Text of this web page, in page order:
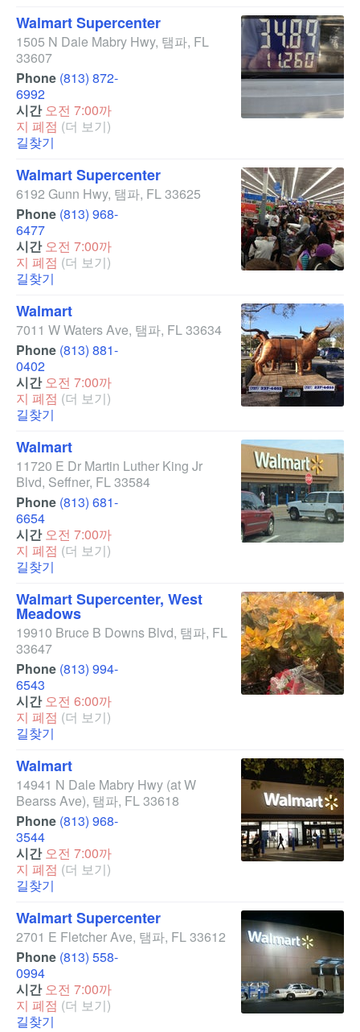
Walmart Supercenter
1505 N Dale Mabry Hwy, 탬파, FL
33607
Phone (813) 872-
6992
시간 오전 7:00까
지 폐점 (더 보기)
길찾기
Walmart Supercenter
6192 Gunn Hwy, 탬파, FL33625
Phone (813) 968-
6477
시간 오전 7:00까
지 폐점 (더 보기)
길찾기
Walmart
7011 W Waters Ave, 탬파, FL33634
Phone (813) 881-
0402
시간 오전 7:00까
지 폐점 (더 보기)
길찾기
Walmart
11720 E Dr Martin Luther King Jr
Blvd, Seffner, FL33584
Phone (813) 681-
6654
시간 오전 7:00까
지 폐점 (더 보기)
길찾기
Walmart Supercenter, West
Meadows
19910 Bruce B Downs Blvd, 탬파, FL
33647
Phone (813) 994-
6543
시간 오전 6:00까
지 폐점 (더 보기)
길찾기
Walmart
14941 N Dale Mabry Hwy (at W
Bearss Ave), 탬파, FL33618
Phone (813) 968-
3544
시간 오전 7:00까
지 폐점 (더 보기)
길찾기
Walmart Supercenter
2701 E Fletcher Ave, 탬파, FL33612
Phone (813) 558-
0994
시간 오전 7:00까
지 폐점 (더 보기)
길찾기